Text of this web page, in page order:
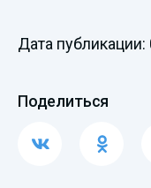
Дата публикации:
Поделиться